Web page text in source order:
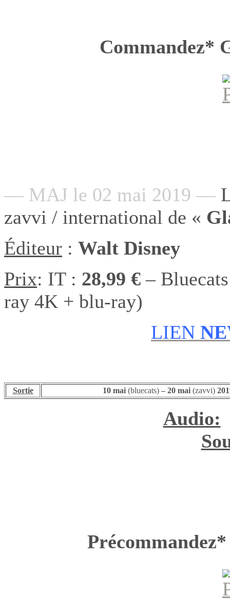
Commandez*
— MAJ le 02 mai 2019 —
zavvi / international de «
Éditeur : Walt Disney
Prix: IT : 28,99 € –
ray 4K + blu-ray)
LIEN
Sortie 10 mai (bluecats)– 20 mai (zavvi)
Audio: